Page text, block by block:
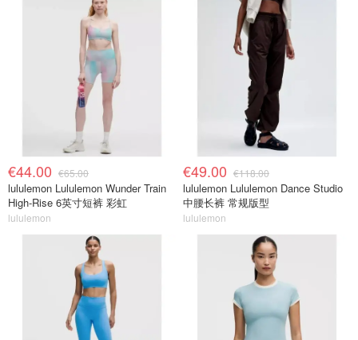
€44.00 €65.00
lululemon Lululemon Wunder Train
High-Rise 6英寸短裤 彩虹
lululemon
€49.00 €118.00
lululemon Lululemon Dance Studio
中腰长裤 常规版型
lululemon